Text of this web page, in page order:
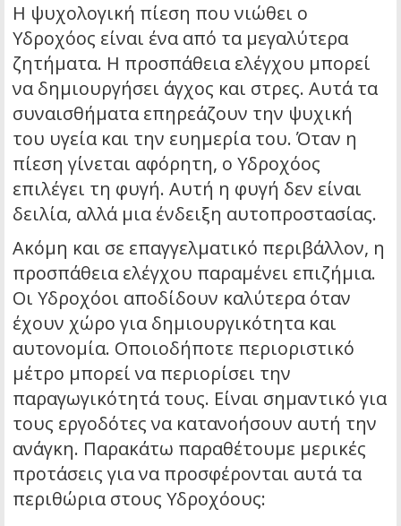
Η ψυχολογική πίεση που νιώθει ο
Υδροχόος είναι ένα από τα μεγαλύτερα
ζητήματα. Η προσπάθεια ελέγχου μπορεί
να δημιουργήσει άγχος και στρες. Αυτά τα
συναισθήματα επηρεάζουν την ψυχική
του υγεία και την ευημερία του. Όταν η
πίεση γίνεται αφόρητη, ο Υδροχόος
επιλέγει τη φυγή. Αυτή η φυγή δεν είναι
δειλία, αλλά μια ένδειξη αυτοπροστασίας.
Ακόμη και σε επαγγελματικό περιβάλλον, η
προσπάθεια ελέγχου παραμένει επιζήμια.
Οι Υδροχόοι αποδίδουν καλύτερα όταν
έχουν χώρο για δημιουργικότητα και
αυτονομία. Οποιοδήποτε περιοριστικό
μέτρο μπορεί να περιορίσει την
παραγωγικότητά τους. Είναι σημαντικό για
τους εργοδότες να κατανοήσουν αυτή την
ανάγκη. Παρακάτω παραθέτουμε μερικές
προτάσεις για να προσφέρονται αυτά τα
περιθώρια στους Υδροχόους: